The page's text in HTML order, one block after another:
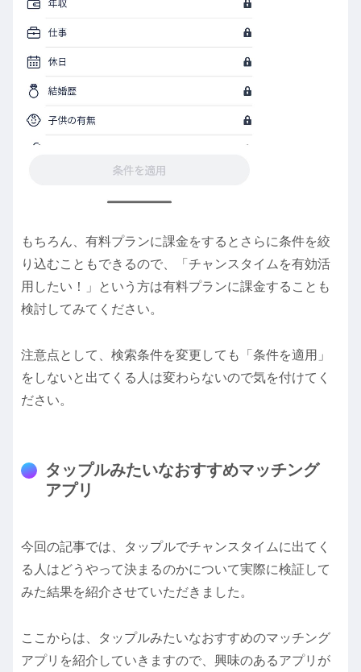
もちろん、有料プランに課金をするとさらに条件を絞
り込むこともできるので、「チャンスタイムを有効活
用したい！」という方は有料プランに課金することも
検討してみてください。
注意点として、検索条件を変更しても「条件を適用」
をしないと出てくる人は変わらないので気を付けてく
ださい。
タップルみたいなおすすめマッチング
アプリ
今回の記事では、タップルでチャンスタイムに出てく
る人はどうやって決まるのかについて実際に検証して
みた結果を紹介させていただきました。
ここからは、タップルみたいなおすすめのマッチング
アプリを紹介していきますので、興味のあるアプリが